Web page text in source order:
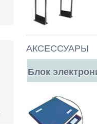
АКСЕССУАРЫ
Блок